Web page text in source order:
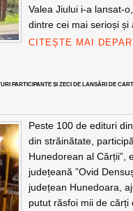
Valea Jiului i-a lansat-
dintre cei mai serioși și
CITEȘTE MAI
PARTICIPANTE ȘI ZECI DE LANSĂRI DE
Peste 100 de edituri
din străinătate,
Hunedorean al Cărții”,
județeană ”Ovid
județean Hunedoara,
putut răsfoi mii de cărți